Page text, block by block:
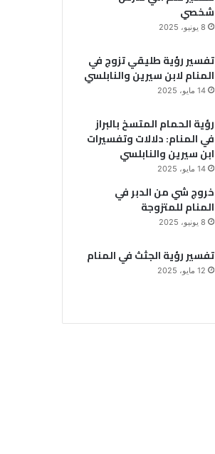
شخصي
8 يونيو، 2025
تفسير رؤية طليقي تزوج في
المنام لابن سيرين والنابلسي
14 مايو، 2025
رؤية الحمام المتسخ بالبراز
في المنام: دلالات وتفسيرات
ابن سيرين والنابلسي
14 مايو، 2025
خروج شي من الدبر في
المنام للمتزوجة
8 يونيو، 2025
تفسير رؤية الجثث في المنام
12 مايو، 2025